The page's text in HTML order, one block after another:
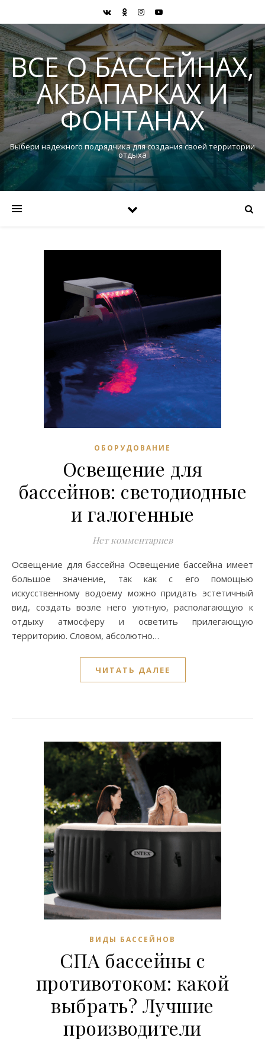
ВСЕ О БАССЕЙНАХ,
АКВАПАРКАХ И
ФОНТАНАХ
Выбери надежного подрядчика для создания своей территории
отдыха
ОБОРУДОВАНИЕ
Освещение для
бассейнов: светодиодные
и галогенные
Нет комментариев
Освещение для бассейна Освещение бассейна имеет
большое значение, так как с его помощью
искусственному водоему можно придать эстетичный
вид, создать возле него уютную, располагающую к
отдыху атмосферу и осветить прилегающую
территорию. Словом, абсолютно…
ЧИТАТЬ ДАЛЕЕ
ВИДЫ БАССЕЙНОВ
СПА бассейны с
противотоком: какой
выбрать? Лучшие
производители